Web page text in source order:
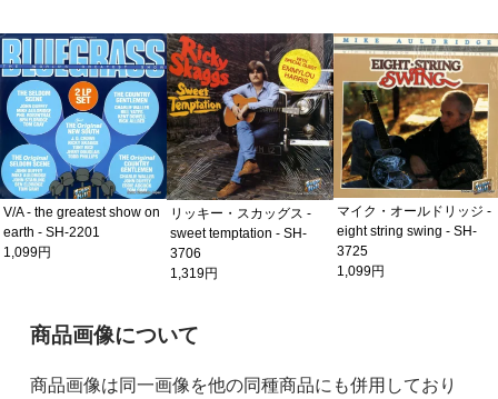
V/A - the greatest show on
earth - SH-2201
1,099円
リッキー・スカッグス -
sweet temptation - SH-
3706
1,319円
マイク・オールドリッジ -
eight string swing - SH-
3725
1,099円
ご購入前の注意事項
商品画像について
商品画像は同一画像を他の同種商品にも併用しており